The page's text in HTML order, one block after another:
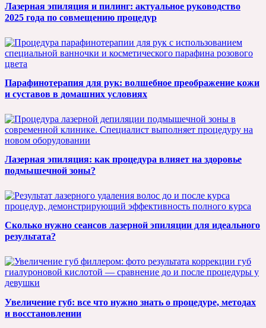
Лазерная эпиляция и пилинг: актуальное руководство
2025 года по совмещению процедур
Парафинотерапия для рук: волшебное преображение кожи
и суставов в домашних условиях
Лазерная эпиляция: как процедура влияет на здоровье
подмышечной зоны?
Сколько нужно сеансов лазерной эпиляции для идеального
результата?
Увеличение губ: все что нужно знать о процедуре, методах
и восстановлении